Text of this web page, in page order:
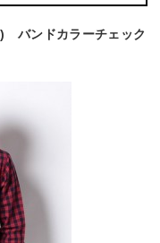
バンドカラーチェック